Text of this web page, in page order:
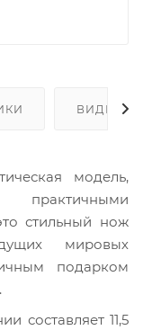
ВИДЕО
модель,
практичными
стильный нож
мировых
подарком
составляет 11,5